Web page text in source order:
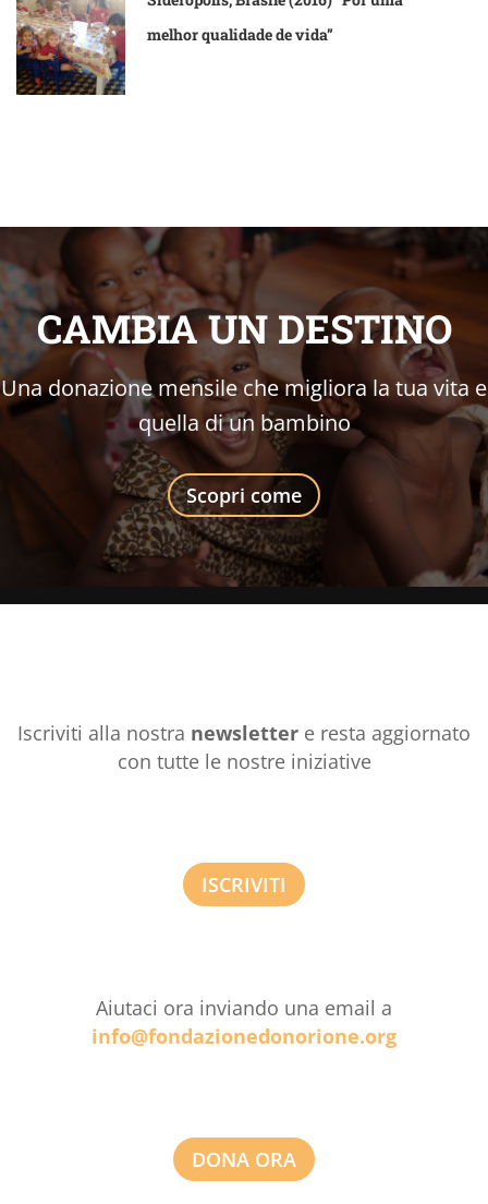
melhor qualidade de vida”
CAMBIA UN DESTINO
Una donazione mensile che migliora la tua vita e
quella di un bambino
Scopri come
Iscriviti alla nostra newsletter e resta aggiornato
con tutte le nostre iniziative
ISCRIVITI
Aiutaci ora inviando una email a
info@fondazionedonorione.org
DONA ORA